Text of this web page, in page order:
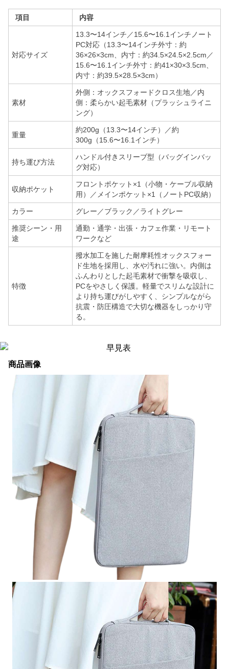
項目 内容
対応サイズ
13.3〜14インチ／15.6〜16.1インチノート
PC対応（13.3〜14インチ外寸：約
36×26×3cm、内寸：約34.5×24.5×2.5cm／
15.6〜16.1インチ外寸：約41×30×3.5cm、
内寸：約39.5×28.5×3cm）
素材
外側：オックスフォードクロス生地／内
側：柔らかい起毛素材（プラッシュライニ
ング）
重量
約200g（13.3〜14インチ）／約
300g（15.6〜16.1インチ）
持ち運び方法
ハンドル付きスリーブ型（バッグインバッ
グ対応）
収納ポケット
フロントポケット×1（小物・ケーブル収納
用）／メインポケット×1（ノートPC収納）
カラー グレー／ブラック／ライトグレー
推奨シーン・用
途
通勤・通学・出張・カフェ作業・リモート
ワークなど
特徴
撥水加工を施した耐摩耗性オックスフォー
ド生地を採用し、水や汚れに強い。内側は
ふんわりとした起毛素材で衝撃を吸収し、
PCをやさしく保護。軽量でスリムな設計に
より持ち運びがしやすく、シンプルながら
抗震・防圧構造で大切な機器をしっかり守
る。
商品画像